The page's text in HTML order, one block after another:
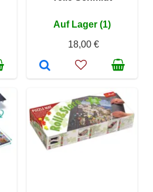
Auf Lager (1)
18,00 €